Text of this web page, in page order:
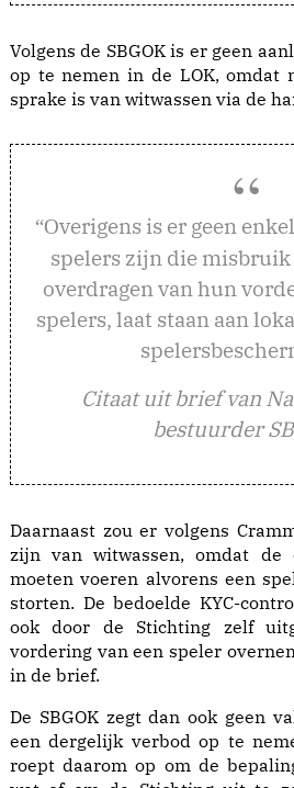
Volgens de SBGOK is er geen
op te nemen in de LOK, omdat
sprake is van witwassen via de
“Overigens is er geen
spelers zijn die misbruik
overdragen van hun
spelers, laat staan aan
Citaat uit brief van
bestuurder
Daarnaast zou er volgens
zijn van witwassen, omdat de
moeten voeren alvorens een
storten. De bedoelde KYC-
ook door de Stichting zelf
vordering van een speler
in de brief.
De SBGOK zegt dan ook geen
een dergelijk verbod op te
roept daarom op om de